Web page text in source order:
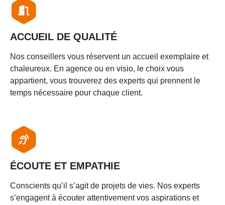
ACCUEIL DE QUALITÉ
Nos conseillers vous réservent un accueil exemplaire et
chaleureux. En agence ou en visio, le choix vous
appartient, vous trouverez des experts qui prennent le
temps nécessaire pour chaque client.
ÉCOUTE ET EMPATHIE
Conscients qu’il s’agit de projets de vies. Nos experts
s’engagent à écouter attentivement vos aspirations et